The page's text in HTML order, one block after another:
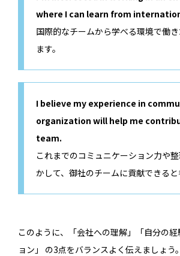
where I can learn from
国際的なチームから学べる環境で働
ます。
I believe my experience in
organization will help me
team.
これまでのコミュニケーション力や
かして、御社のチームに貢献できると
このように、「会社への理解」「自分の
ョン」 の3点をバランスよく伝えましょう。